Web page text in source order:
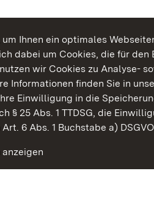
Ihnen ein optimales
dabei um Cookies, die für den
wir Cookies zu Analyse-
Informationen finden Sie in
Einwilligung in die
§ 25 Abs. 1 TTDSG, die
6 Abs. 1 Buchstabe a)